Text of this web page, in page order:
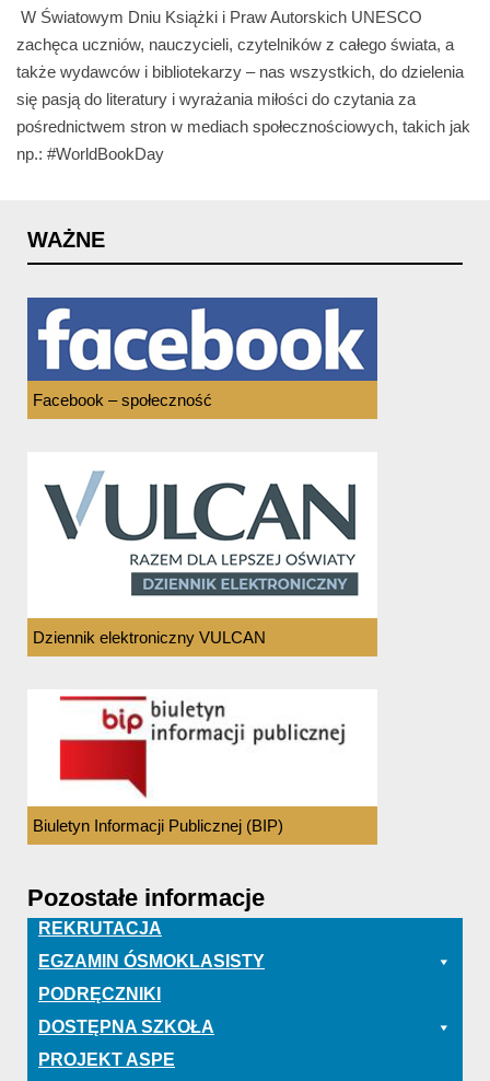
W Światowym Dniu Książki i Praw Autorskich UNESCO
zachęca uczniów, nauczycieli, czytelników z całego świata, a
także wydawców i bibliotekarzy – nas wszystkich, do dzielenia
się pasją do literatury i wyrażania miłości do czytania za
pośrednictwem stron w mediach społecznościowych, takich jak
np.: #WorldBookDay
WAŻNE
Facebook – społeczność
Dziennik elektroniczny VULCAN
Biuletyn Informacji Publicznej (BIP)
Pozostałe informacje
REKRUTACJA
EGZAMIN ÓSMOKLASISTY
PODRĘCZNIKI
DOSTĘPNA SZKOŁA
PROJEKT ASPE